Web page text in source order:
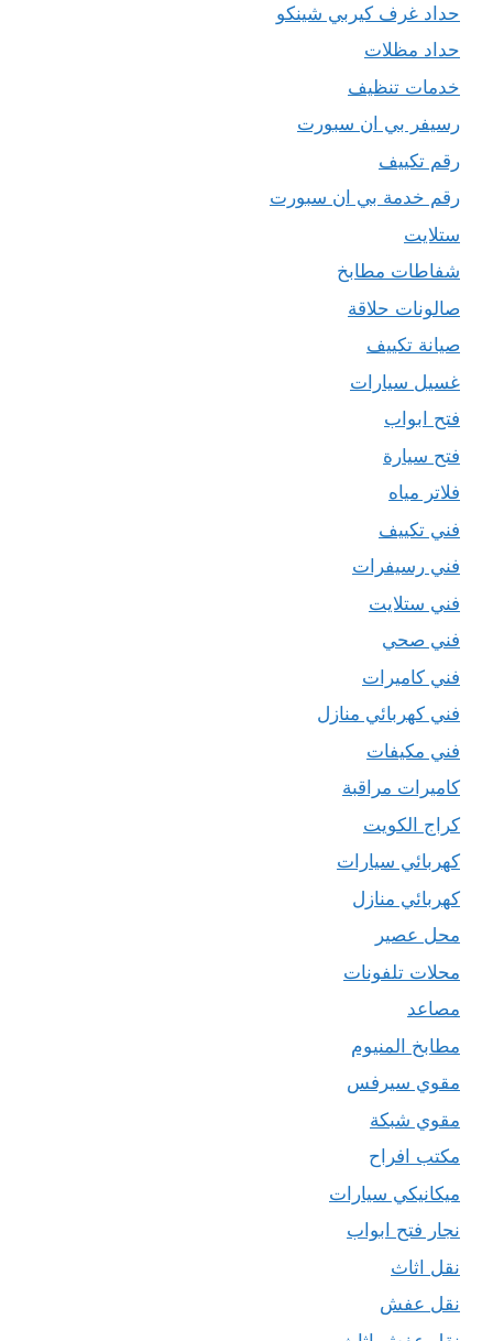
حداد غرف كيربي شينكو
حداد مظلات
خدمات تنظيف
رسيفر بي ان سبورت
رقم تكييف
رقم خدمة بي ان سبورت
ستلايت
شفاطات مطابخ
صالونات حلاقة
صيانة تكييف
غسيل سيارات
فتح ابواب
فتح سيارة
فلاتر مياه
فني تكييف
فني رسيفرات
فني ستلايت
فني صحي
فني كاميرات
فني كهربائي منازل
فني مكيفات
كاميرات مراقبة
كراج الكويت
كهربائي سيارات
كهربائي منازل
محل عصير
محلات تلفونات
مصاعد
مطابخ المنيوم
مقوي سيرفس
مقوي شبكة
مكتب افراح
ميكانيكي سيارات
نجار فتح ابواب
نقل اثاث
نقل عفش